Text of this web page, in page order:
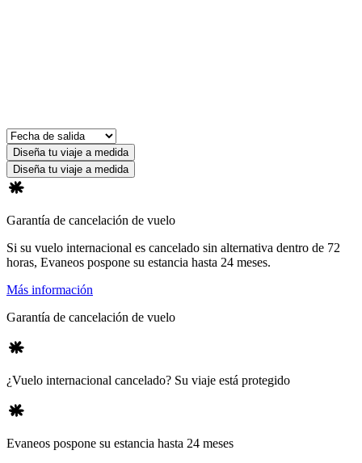
Diseña tu viaje a medida
Diseña tu viaje a medida
Garantía de cancelación de vuelo
Si su vuelo internacional es cancelado sin alternativa dentro de 72
horas, Evaneos pospone su estancia hasta 24 meses.
Más información
Garantía de cancelación de vuelo
¿Vuelo internacional cancelado? Su viaje está protegido
Evaneos pospone su estancia hasta 24 meses